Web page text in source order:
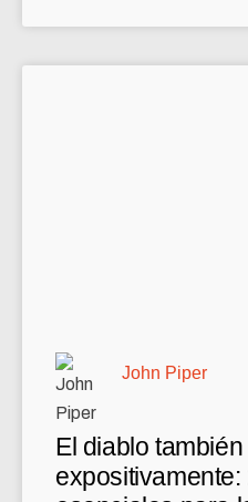
El diablo
John Piper